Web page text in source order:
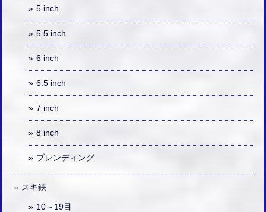
5 inch
5.5 inch
6 inch
6.5 inch
7 inch
8 inch
ブレンディング
スキ鋏
10～19目